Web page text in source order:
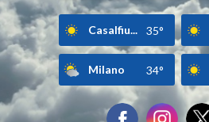
Casalfiu... 35°
Milano 34°